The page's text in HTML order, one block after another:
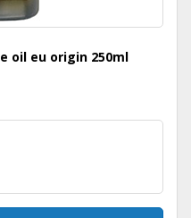
oil eu origin 250ml